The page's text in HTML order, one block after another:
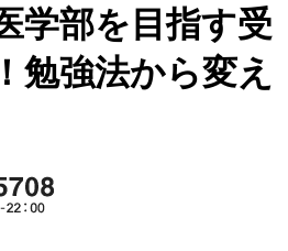
学部を目指す受
勉強法から変え